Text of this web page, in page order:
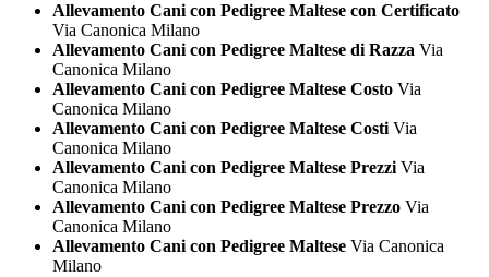
Allevamento Cani con Pedigree Maltese con Certificato
Via Canonica Milano
Allevamento Cani con Pedigree Maltese di Razza Via
Canonica Milano
Allevamento Cani con Pedigree Maltese Costo Via
Canonica Milano
Allevamento Cani con Pedigree Maltese Costi Via
Canonica Milano
Allevamento Cani con Pedigree Maltese Prezzi Via
Canonica Milano
Allevamento Cani con Pedigree Maltese Prezzo Via
Canonica Milano
Allevamento Cani con Pedigree Maltese Via Canonica
Milano